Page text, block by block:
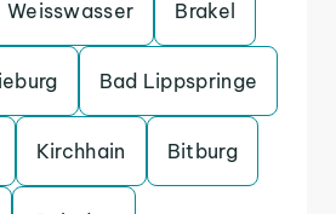
Weisswasser Brakel
Bad Lippspringe
Kirchhain Bitburg